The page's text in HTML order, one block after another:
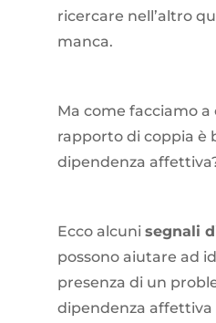
ricercare nell’altro
manca.
Ma come facciamo a
rapporto di coppia è
dipendenza
Ecco alcuni segnali
possono aiutare ad
presenza di un
dipendenza affettiva